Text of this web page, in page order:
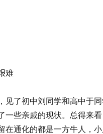
难
见了初中刘同学和高中于
一些亲戚的现状。总得来
在通化的都是一方牛人，